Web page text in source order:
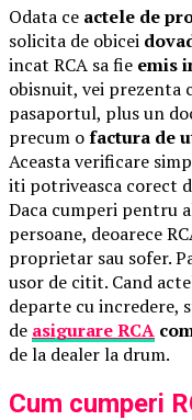
Odata ce actele de
solicita de obicei
incat RCA sa fie emis
obisnuit, vei prezenta
pasaportul, plus un
precum ofactura de
Aceasta verificare
iti potriveasca corect
Daca cumperi pentru
persoane, deoarece
proprietar sau sofer.
usor de citit. Cand
departe cu incredere,
de asigurare RCA
de la dealer la drum.
Cum cumperi